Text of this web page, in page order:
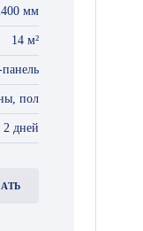
мм
14 м²
пол
2 дней